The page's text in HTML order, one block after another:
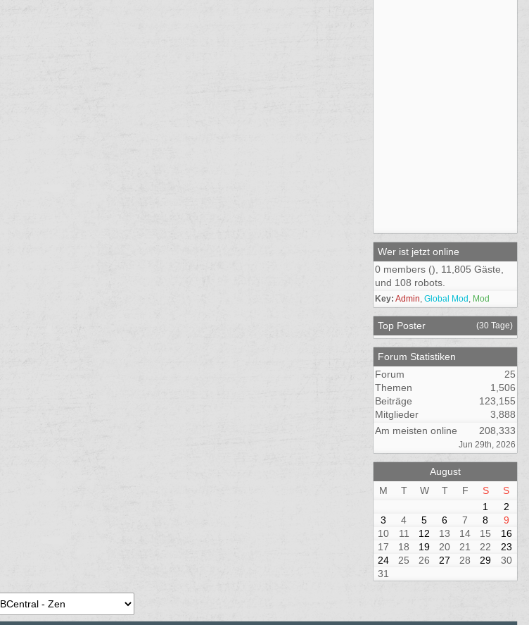
Wer ist jetzt online
0 members (), 11,805 Gäste,
und 108 robots.
Key: Admin, Global Mod , Mod
Top Poster (30 Tage)
Forum Statistiken
Forum
25
Themen
1,506
Beiträge
123,155
Mitglieder
3,888
Am meisten online
208,333
Jun 29th, 2026
August
M
T W T F S
S
1
2
3
4 5 6 7 8
9
10
11 12 13 14 15
16
17
18 19 20 21 22
23
24
25 26 27 28 29
30
31